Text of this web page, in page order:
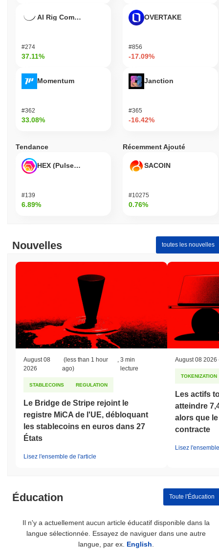
AI Rig Complex
#274
37.11%
Momentum
#362
33.08%
OVERTAKE
#856
-17.09%
Janction
#365
-16.42%
Tendance
HEX (Pulsechain)
#139
6.89%
Récemment Ajouté
SACOIN
#10275
0.76%
Nouvelles toutes les nouvelles
August 08
2026
(less than 1 hour
ago)
3 min
lecture
STABLECOINS REGULATION
Le Bridge de Stripe rejoint le
registre MiCA de l'UE, débloquant
les stablecoins en euros dans 27
États
Lisez l'ensemble de l'article
August 08 2026
TOKENIZATION
Les actifs
atteindre
alors que
contracte
Lisez
Éducation Toute l'Éducation
Il n'y a actuellement aucun article éducatif disponible dans la
langue sélectionnée. Essayez de naviguer dans une autre
langue, par ex. English